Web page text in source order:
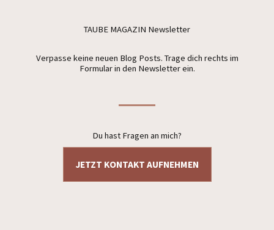
TAUBE MAGAZIN Newsletter
Verpasse keine neuen Blog Posts. Trage dich rechts im
Formular in den Newsletter ein.
Du hast Fragen an mich?
JETZT KONTAKT AUFNEHMEN